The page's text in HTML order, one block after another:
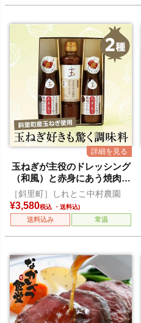
玉ねぎが主役のドレッシング
（和風）と赤身にあう焼肉の
たれ
［斜里町］しれとこ中村農園
¥3,580税込
送料込み 常温